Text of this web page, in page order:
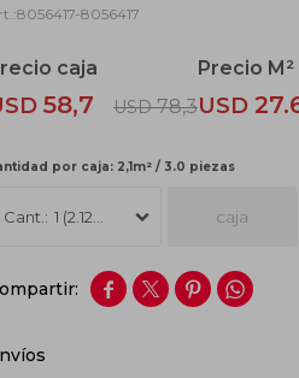
8056417-8056417
58,7 USD 78,3USD
por caja: 2,1m² / 3.0 piezas
1 (2.12m2) caja
   